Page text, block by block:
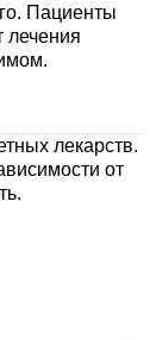
Пациенты
лечения
лекарств.
от